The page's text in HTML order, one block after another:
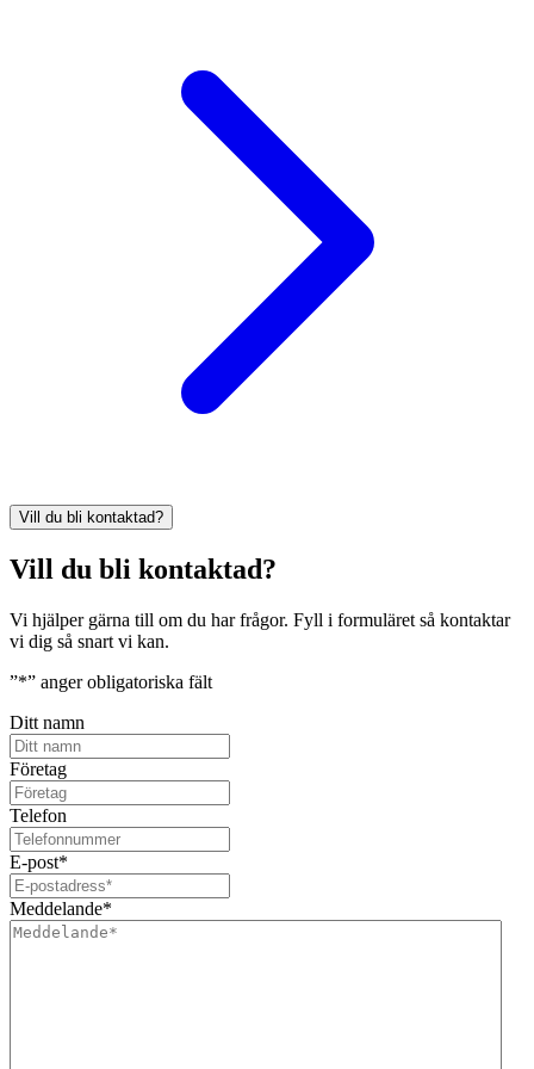
Vill du bli kontaktad?
Vill du bli kontaktad?
Vi hjälper gärna till om du har frågor. Fyll i formuläret så kontaktar
vi dig så snart vi kan.
”*” anger obligatoriska fält
Ditt namn
Företag
Telefon
E-post*
Meddelande*